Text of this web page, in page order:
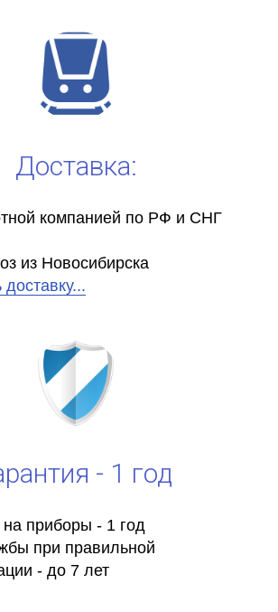
Доставка:
компанией по РФ и СНГ
из Новосибирска
- 1 год
на приборы - 1 год
при правильной
- до 7 лет